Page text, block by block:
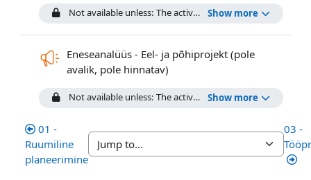
Show more
Not available unless: The activity Laadi üles - Eel- ja
Eneseanalüüs - Eel- ja põhiprojekt (pole
avalik, pole hinnatav)
Show more
Not available unless: The activity Valikvastustega test -
01 -
Ruumiline
planeerimine
03 -